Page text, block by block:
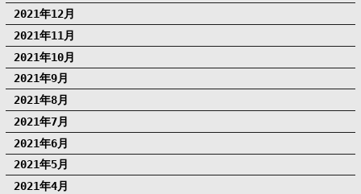
2021年12月
2021年11月
2021年10月
2021年9月
2021年8月
2021年7月
2021年6月
2021年5月
2021年4月